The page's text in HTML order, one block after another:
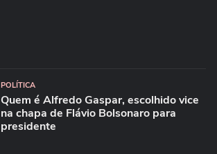
POLÍTICA
Quem é Alfredo Gaspar, escolhido vice
na chapa de Flávio Bolsonaro para
presidente